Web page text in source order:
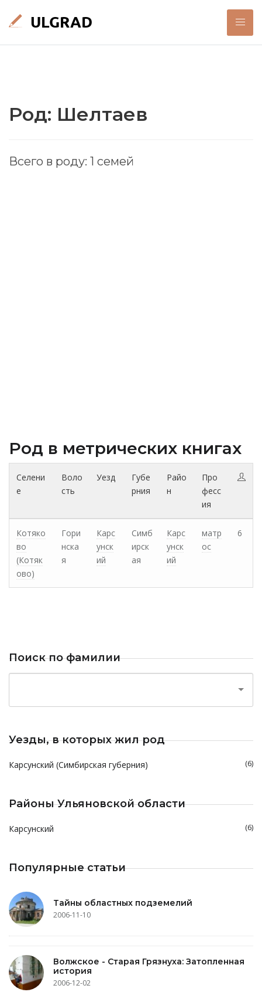
Род: Шелтаев
Всего в роду: 1 семей
Род в метрических книгах
Селени
е
Воло
сть
Уезд
Губе
рния
Райо
н
Про
фесс
ия
Котяко
во
(Котяк
ово)
Гори
нска
я
Карс
унск
ий
Симб
ирск
ая
Карс
унск
ий
матр
ос
6
Поиск по фамилии
Уезды, в которых жил род
Карсунский (Симбирская губерния) (6)
Районы Ульяновской области
Карсунский (6)
Популярные статьи
Тайны областных подземелий
2006-11-10
Волжское - Старая Грязнуха: Затопленная
история
2006-12-02